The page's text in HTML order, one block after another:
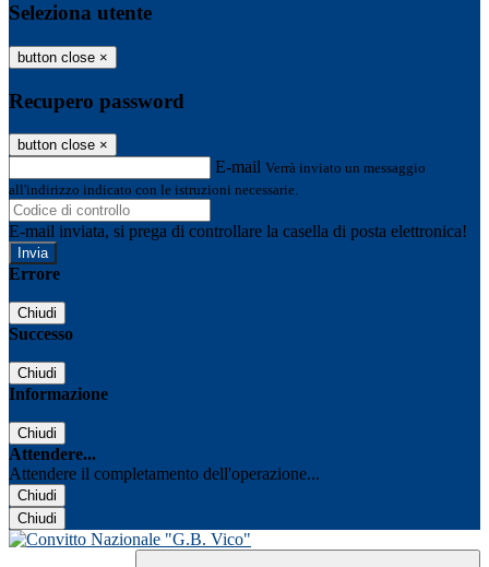
Seleziona utente
button close ×
Recupero password
button close ×
E-mail Verrà inviato un messaggio
all'indirizzo indicato con le istruzioni necessarie.
E-mail inviata, si prega di controllare la casella di posta elettronica!
Errore
Chiudi
Successo
Chiudi
Informazione
Chiudi
Attendere...
Attendere il completamento dell'operazione...
Chiudi
Chiudi